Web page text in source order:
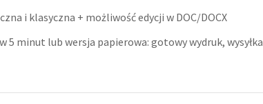
i klasyczna + możliwość edycji w DOC/DOCX
5 minut lub wersja papierowa: gotowy wydruk, wysyłka